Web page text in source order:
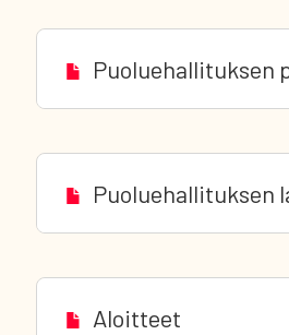
Puoluehallituksen
Puoluehallituksen
Aloitteet